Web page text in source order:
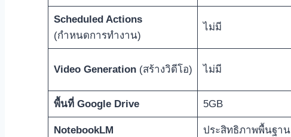
Scheduled Actions
(กำหนดการทำงาน)
ไม่มี
Video Generation (สร้างวิดีโอ) ไม่มี
พื้นที่ Google Drive 5GB
NotebookLM ประสิทธิภาพพื้นฐาน